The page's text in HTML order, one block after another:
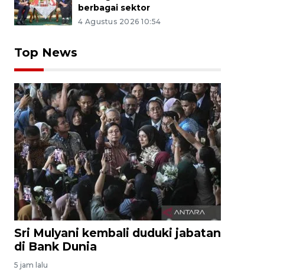
berbagai sektor
4 Agustus 2026 10:54
Top News
Sri Mulyani kembali duduki jabatan
di Bank Dunia
5 jam lalu